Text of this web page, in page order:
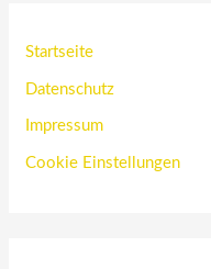
Startseite
Datenschutz
Impressum
Cookie Einstellungen